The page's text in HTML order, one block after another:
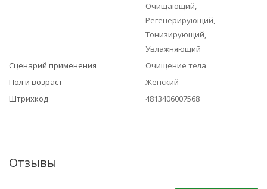
Очищающий,
Регенерирующий,
Тонизирующий,
Увлажняющий
Сценарий применения
Очищение тела
Пол и возраст
Женский
Штрихкод
4813406007568
Отзывы